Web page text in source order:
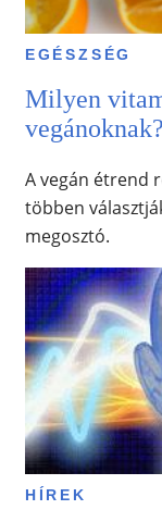
EGÉSZSÉG
Milyen
vegánoknak?
A vegán étrend
többen
megosztó.
HÍREK